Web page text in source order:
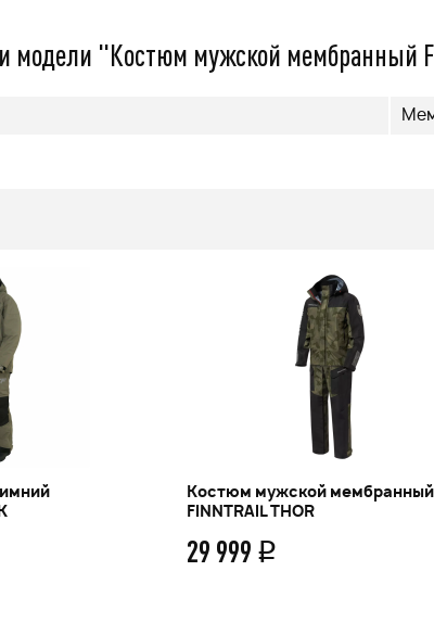
модели "Костюм мужской мембранный
Костюм мужской мембранный
FINNTRAIL THOR
29 999 q